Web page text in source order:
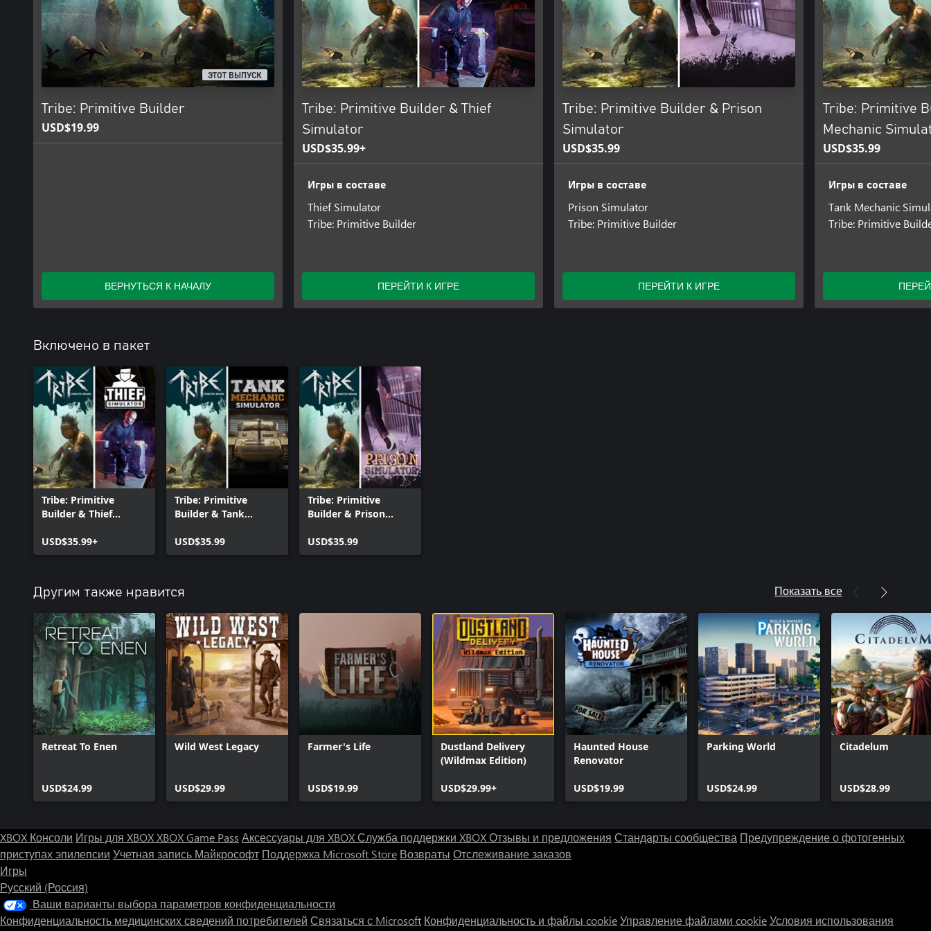
ЭТОТ ВЫПУСК
Tribe: Primitive Builder
USD$19.99
ВЕРНУТЬСЯ К НАЧАЛУ
Tribe: Primitive Builder & Thief
Simulator
USD$35.99+
Игры в составе
Thief Simulator
Tribe: Primitive Builder
ПЕРЕЙТИ К ИГРЕ
Tribe: Primitive Builder & Prison
Simulator
USD$35.99
Игры в составе
Prison Simulator
Tribe: Primitive Builder
ПЕРЕЙТИ К ИГРЕ
Tribe: Primitive
Mechanic
USD$35.99
Игры в составе
Tank Mechanic
Tribe: Primitive
Включено в пакет
Tribe: Primitive
Builder & Thief
USD$35.99+
Tribe: Primitive
Builder & Tank
USD$35.99
Tribe: Primitive
Builder & Prison
USD$35.99
Другим также нравится Показать все
Retreat To Enen
USD$24.99
Wild West Legacy
USD$29.99
Farmer's Life
USD$19.99
Dustland Delivery
(Wildmax Edition)
USD$29.99+
Haunted House
Renovator
USD$19.99
Parking World
USD$24.99
Citadelum
USD$28.99
XBOX Консоли Игры для XBOXXBOX Game Pass Аксессуары для XBOXСлужба поддержки XBOXОтзывы и предложения Стандарты сообщества Предупреждение о фотогенных
приступах эпилепсии Учетная запись Майкрософт Поддержка Microsoft Store Возвраты Отслеживание заказов
Игры
Русский (Россия)
Ваши варианты выбора параметров конфиденциальности
Конфиденциальность медицинских сведений потребителей Связаться с Microsoft Конфиденциальность и файлы cookieУправление файлами cookieУсловия использования